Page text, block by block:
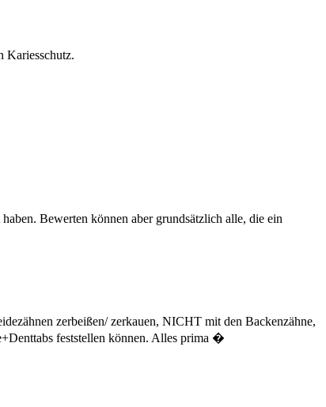
Kariesschutz.
Bewerten können aber grundsätzlich alle, die ein
zerbeißen/ zerkauen, NICHT mit den Backenzähne,
feststellen können. Alles prima �